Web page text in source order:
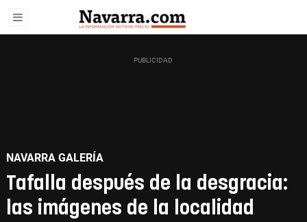
NAVARRA GALERÍA
Tafalla después de la desgracia:
las imágenes de la localidad